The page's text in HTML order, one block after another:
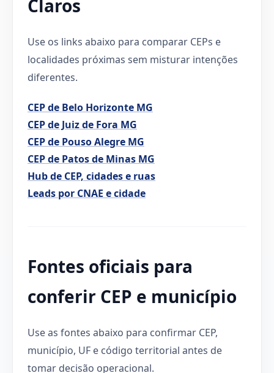
Claros
Use os links abaixo para comparar CEPs e
localidades próximas sem misturar intenções
diferentes.
CEP de Belo Horizonte MG
CEP de Juiz de Fora MG
CEP de Pouso Alegre MG
CEP de Patos de Minas MG
Hub de CEP, cidades e ruas
Leads por CNAE e cidade
Fontes oficiais para
conferir CEP e município
Use as fontes abaixo para confirmar CEP,
município, UF e código territorial antes de
tomar decisão operacional.